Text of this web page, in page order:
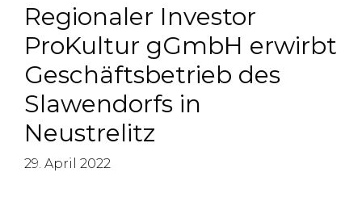
Regionaler Investor
ProKultur gGmbH erwirbt
Geschäftsbetrieb des
Slawendorfs in
Neustrelitz
29. April 2022